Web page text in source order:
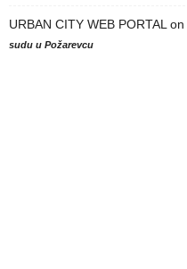
URBAN CITY WEB PORTAL on
sudu u Požarevcu